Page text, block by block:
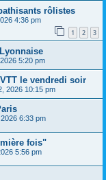
rôlistes
4:36 pm
1 2 3
5:20 pm
le vendredi soir
2026 10:15 pm
6:33 pm
fois"
5:56 pm